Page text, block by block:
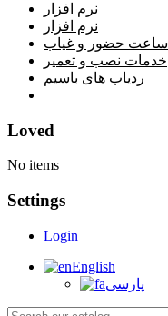
نرم افزار
نرم افزار
ساعت حضور و غیاب
خدمات نصب و تعمیر
ردیاب های باسیم
Loved
No items
Settings
Login
English
پارسی